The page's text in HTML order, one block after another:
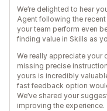
We’re delighted to hear
Agent following the
your team perform even
finding value in Skills as
We really appreciate
missing precise
yours is incredibly
fast feedback option
We’ve shared your
improving the experience.